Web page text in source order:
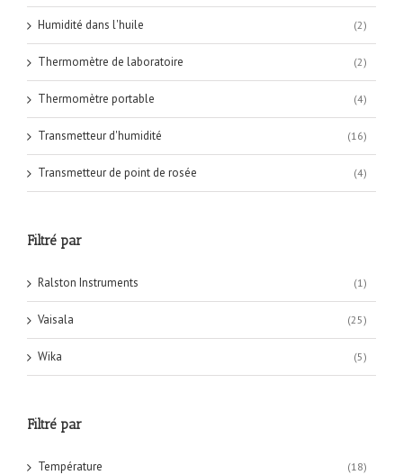
Humidité dans l'huile (2)
Thermomètre de laboratoire (2)
Thermomètre portable (4)
Transmetteur d'humidité (16)
Transmetteur de point de rosée (4)
Filtré par
Ralston Instruments (1)
Vaisala (25)
Wika (5)
Filtré par
Température (18)